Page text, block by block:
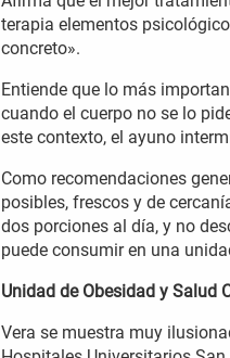
terapia elementos
concreto».
Entiende que lo más
cuando el cuerpo no se lo
este contexto, el ayuno
Como recomendaciones
posibles, frescos y de
dos porciones al día, y no
puede consumir en una
Unidad de Obesidad y Salud
Vera se muestra muy